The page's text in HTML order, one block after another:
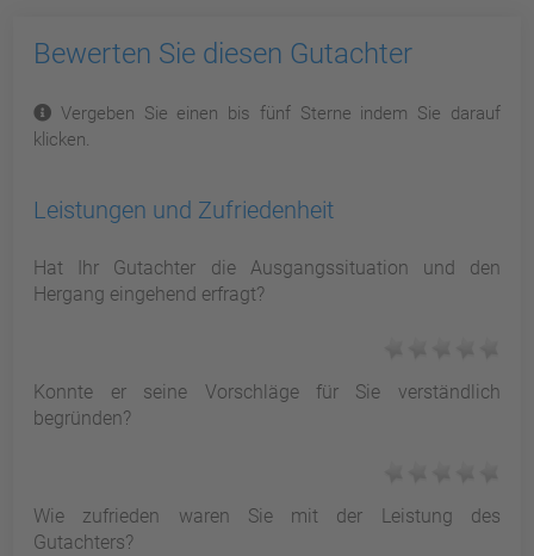
Bewerten Sie diesen Gutachter
Vergeben Sie einen bis fünf Sterne indem Sie darauf
klicken.
Leistungen und Zufriedenheit
Hat Ihr Gutachter die Ausgangssituation und den
Hergang eingehend erfragt?
Konnte er seine Vorschläge für Sie verständlich
begründen?
Wie zufrieden waren Sie mit der Leistung des
Gutachters?